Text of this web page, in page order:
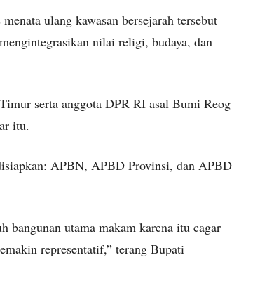
ulang kawasan bersejarah tersebut
nilai religi, budaya, dan
serta anggota DPR RI asal Bumi Reog
itu.
APBN, APBD Provinsi, dan APBD
bangunan utama makam karena itu cagar
representatif,” terang Bupati